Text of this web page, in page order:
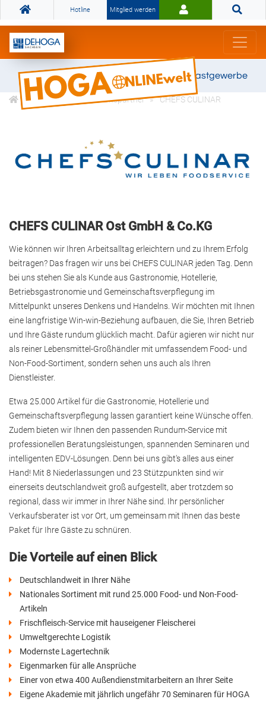
Hotline Mitglied werden
Gemeinsam stark für das Gastgewerbe
DEHOGA Kooperationspartner CHEFS CULINAR
CHEFS CULINAR Ost GmbH & Co.KG
Wie können wir Ihren Arbeitsalltag erleichtern und zu Ihrem Erfolg
beitragen? Das fragen wir uns bei CHEFS CULINAR jeden Tag. Denn
bei uns stehen Sie als Kunde aus Gastronomie, Hotellerie,
Betriebsgastronomie und Gemeinschaftsverpflegung im
Mittelpunkt unseres Denkens und Handelns. Wir möchten mit Ihnen
eine langfristige Win-win-Beziehung aufbauen, die Sie, Ihren Betrieb
und Ihre Gäste rundum glücklich macht. Dafür agieren wir nicht nur
als reiner Lebensmittel-Großhändler mit umfassendem Food- und
Non-Food-Sortiment, sondern sehen uns auch als Ihren
Dienstleister.
Etwa 25.000 Artikel für die Gastronomie, Hotellerie und
Gemeinschaftsverpflegung lassen garantiert keine Wünsche offen.
Zudem bieten wir Ihnen den passenden Rundum-Service mit
professionellen Beratungsleistungen, spannenden Seminaren und
intelligenten EDV-Lösungen. Denn bei uns gibt's alles aus einer
Hand! Mit 8 Niederlassungen und 23 Stützpunkten sind wir
einerseits deutschlandweit groß aufgestellt, aber trotzdem so
regional, dass wir immer in Ihrer Nähe sind. Ihr persönlicher
Verkaufsberater ist vor Ort, um gemeinsam mit Ihnen das beste
Paket für Ihre Gäste zu schnüren.
Die Vorteile auf einen Blick
Deutschlandweit in Ihrer Nähe
Nationales Sortiment mit rund 25.000 Food- und Non-Food-
Artikeln
Frischfleisch-Service mit hauseigener Fleischerei
Umweltgerechte Logistik
Modernste Lagertechnik
Eigenmarken für alle Ansprüche
Einer von etwa 400 Außendienstmitarbeitern an Ihrer Seite
Eigene Akademie mit jährlich ungefähr 70 Seminaren für HOGA